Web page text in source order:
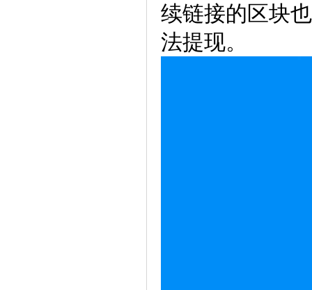
续链接的区块
法提现。